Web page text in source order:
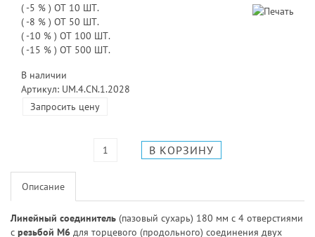
( -5 % ) ОТ 10 ШТ.
( -8 % ) ОТ 50 ШТ.
( -10 % ) ОТ 100 ШТ.
( -15 % ) ОТ 500 ШТ.
В наличии
Артикул: UM.4.CN.1.2028
Запросить цену
Описание
Линейный соединитель (пазовый сухарь) 180 мм с 4 отверстиями
с резьбой M6 для торцевого (продольного) соединения двух